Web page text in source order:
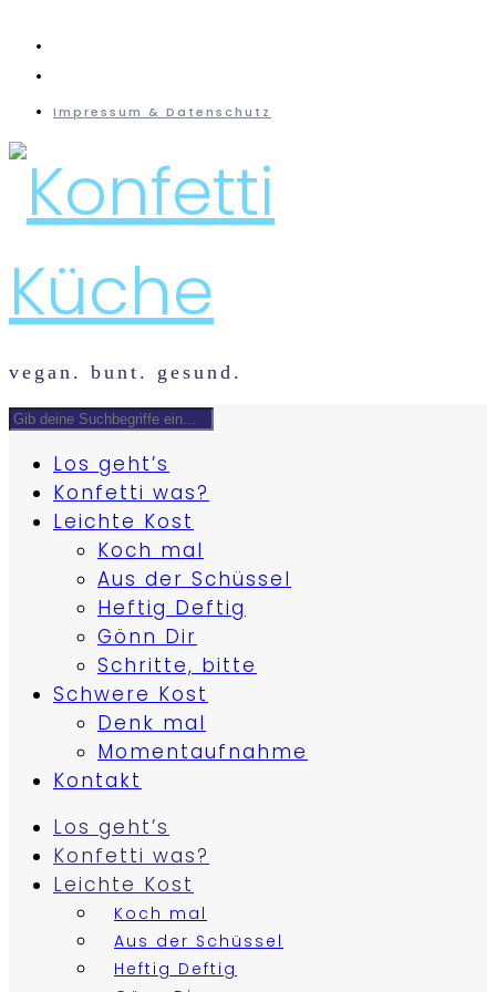
Impressum & Datenschutz
vegan. bunt. gesund.
Los geht’s
Konfetti was?
Leichte Kost
Koch mal
Aus der Schüssel
Heftig Deftig
Gönn Dir
Schritte, bitte
Schwere Kost
Denk mal
Momentaufnahme
Kontakt
Los geht’s
Konfetti was?
Leichte Kost
Koch mal
Aus der Schüssel
Heftig Deftig